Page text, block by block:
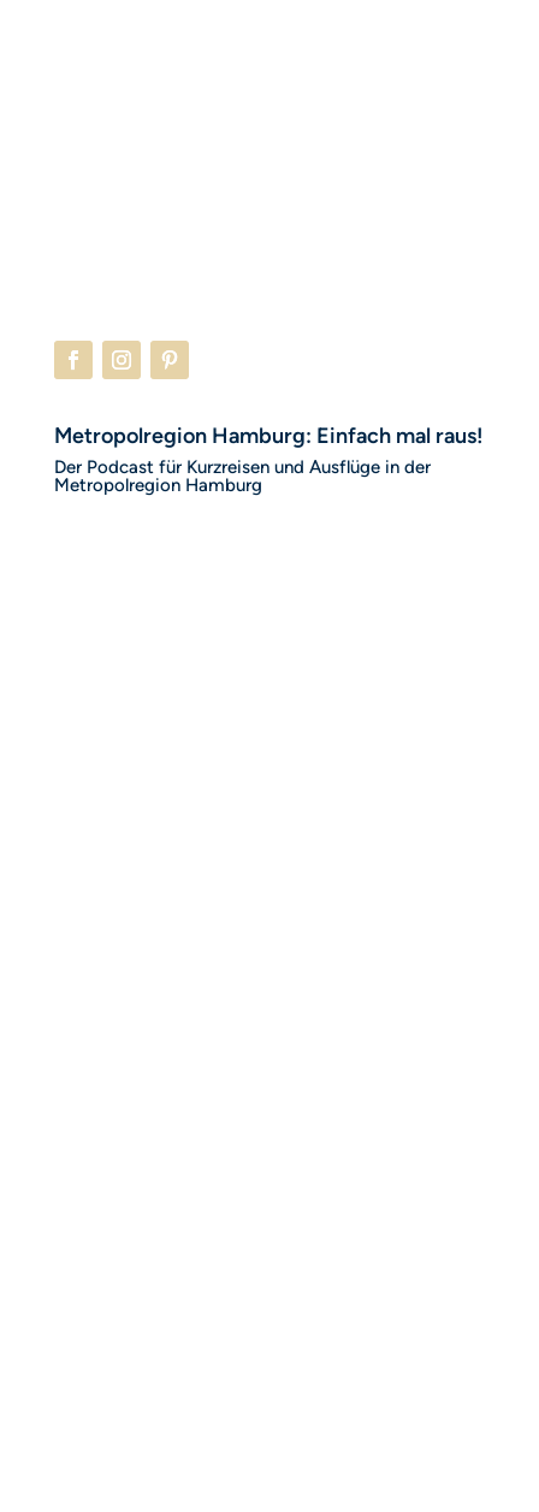
Metropolregion Hamburg: Einfach mal raus!
Der Podcast für Kurzreisen und Ausflüge in der
Metropolregion Hamburg